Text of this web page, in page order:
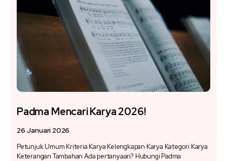
Padma Mencari Karya 2026!
26 Januari 2026
Petunjuk Umum Kriteria Karya Kelengkapan Karya Kategori Karya
Keterangan Tambahan Ada pertanyaan? Hubungi Padma